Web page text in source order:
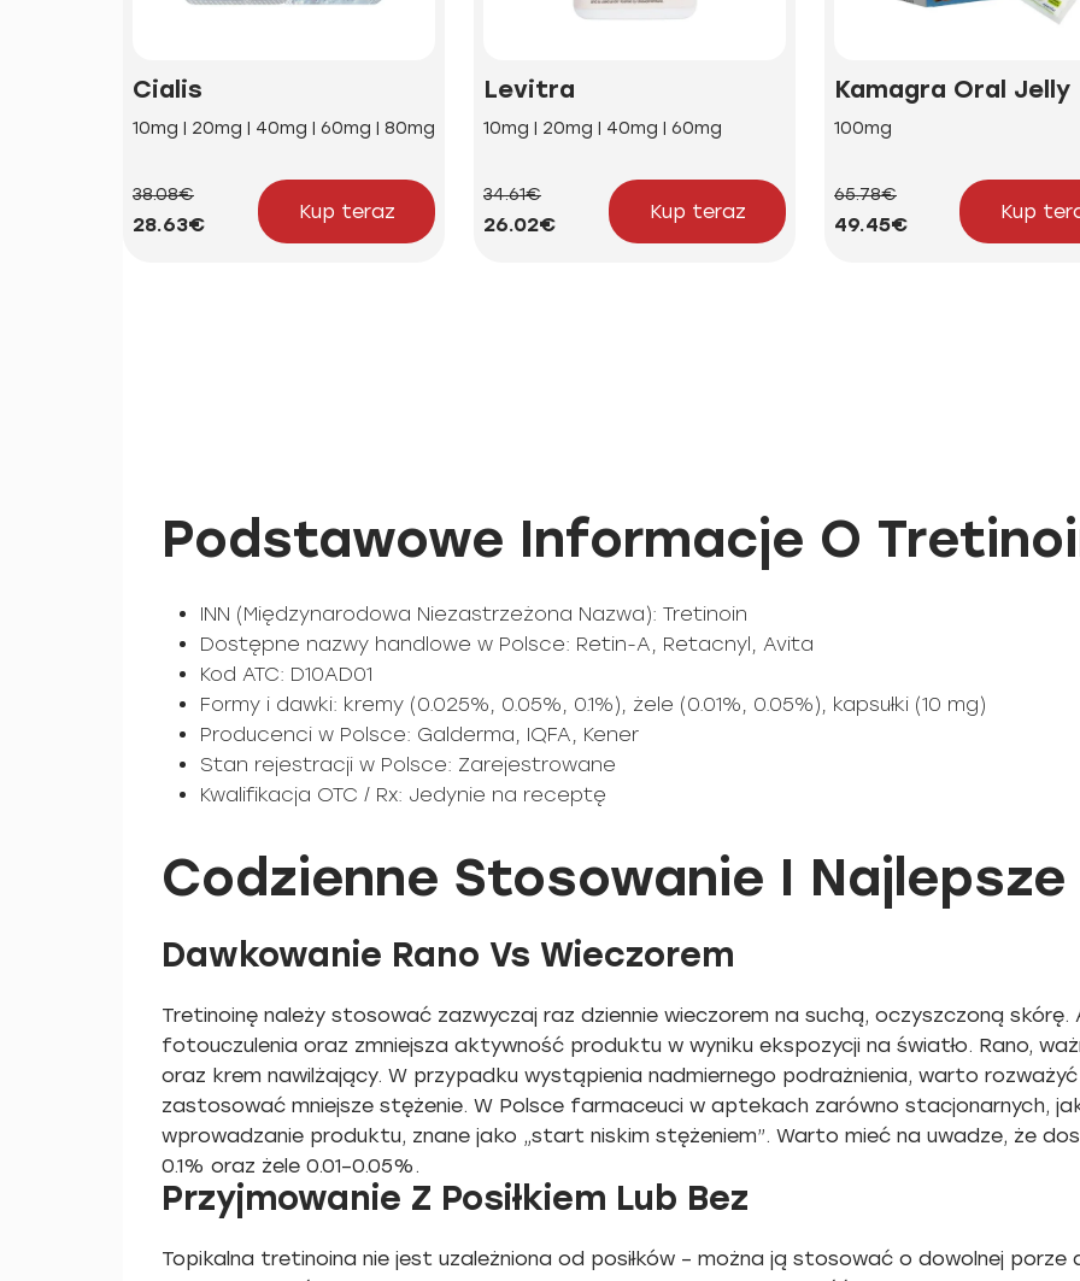
Cialis
10mg | 20mg | 40mg | 60mg | 80mg
38.08€
28.63€
Kup teraz
Levitra
10mg | 20mg | 40mg | 60mg
34.61€
26.02€
Kup teraz
Kamagra Oral Jelly
100mg
65.78€
49.45€
Kup
Podstawowe Informacje O
INN (Międzynarodowa Niezastrzeżona Nazwa): Tretinoin
Dostępne nazwy handlowe w Polsce: Retin-A, Retacnyl, Avita
Kod ATC: D10AD01
Formy i dawki: kremy (0.025%, 0.05%, 0.1%), żele (0.01%, 0.05%), kapsułki (10 mg)
Producenci w Polsce: Galderma, IQFA, Kener
Stan rejestracji w Polsce: Zarejestrowane
Kwalifikacja OTC / Rx: Jedynie na receptę
Codzienne Stosowanie I
Dawkowanie Rano Vs Wieczorem
Tretinoinę należy stosować zazwyczaj raz dziennie wieczorem na suchą, oczyszczoną skórę.
fotouczulenia oraz zmniejsza aktywność produktu w wyniku ekspozycji na światło. Rano,
oraz krem nawilżający. W przypadku wystąpienia nadmiernego podrażnienia, warto
zastosować mniejsze stężenie. W Polsce farmaceuci w aptekach zarówno stacjonarnych,
wprowadzanie produktu, znane jako „start niskim stężeniem”. Warto mieć na uwadze, że
0.1% oraz żele 0.01–0.05%.
Przyjmowanie Z Posiłkiem Lub Bez
Topikalna tretinoina nie jest uzależniona od posiłków – można ją stosować o dowolnej